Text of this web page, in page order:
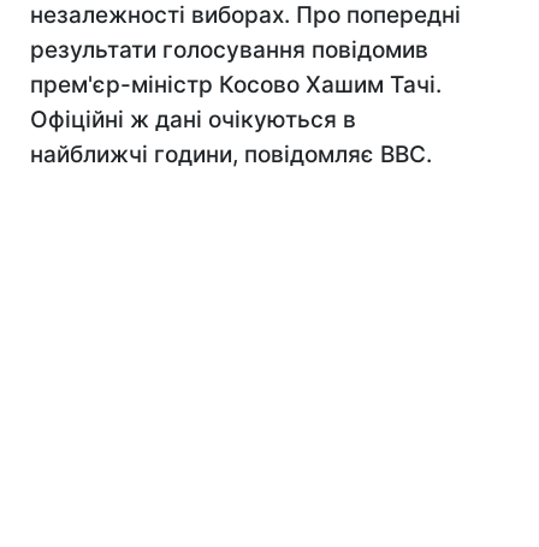
незалежності виборах. Про попередні
результати голосування повідомив
прем'єр-міністр Косово Хашим Тачі.
Офіційні ж дані очікуються в
найближчі години, повідомляє ВВС.